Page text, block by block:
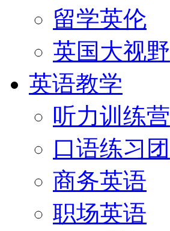
留学英伦
英国大视野
英语教学
听力训练营
口语练习团
商务英语
职场英语